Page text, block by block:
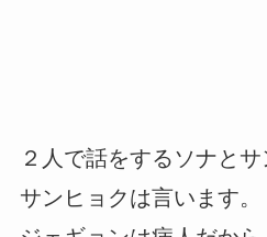
２人で話をするソナとサ
サンヒョクは言います。